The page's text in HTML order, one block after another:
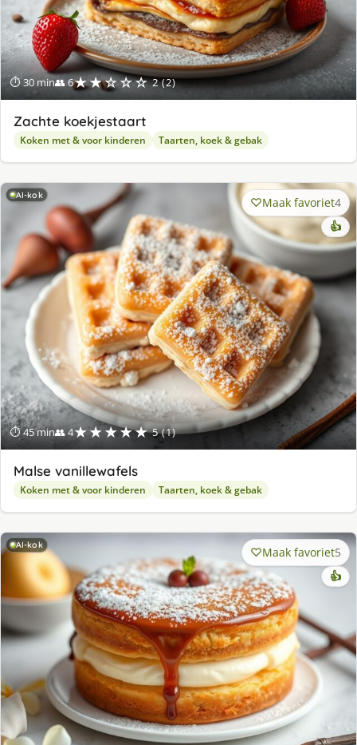
⏱ 30 min👥 6★★☆☆☆ 2 (2)
Zachte koekjestaart
Koken met & voor kinderen Taarten, koek & gebak
AI-kok
⏱ 45 min👥 4★★★★★ 5 (1)
Maak favoriet4
👍
Malse vanillewafels
Koken met & voor kinderen Taarten, koek & gebak
AI-kok Maak favoriet5
👍